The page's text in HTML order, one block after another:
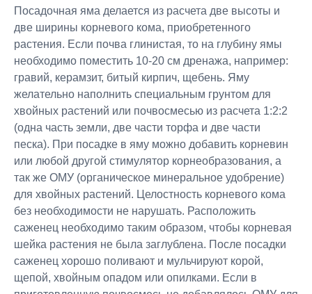
Посадочная яма делается из расчета две высоты и
две ширины корневого кома, приобретенного
растения. Если почва глинистая, то на глубину ямы
необходимо поместить 10-20 см дренажа, например:
гравий, керамзит, битый кирпич, щебень. Яму
желательно наполнить специальным грунтом для
хвойных растений или почвосмесью из расчета 1:2:2
(одна часть земли, две части торфа и две части
песка). При посадке в яму можно добавить корневин
или любой другой стимулятор корнеобразования, а
так же ОМУ (органическое минеральное удобрение)
для хвойных растений. Целостность корневого кома
без необходимости не нарушать. Расположить
саженец необходимо таким образом, чтобы корневая
шейка растения не была заглублена. После посадки
саженец хорошо поливают и мульчируют корой,
щепой, хвойным опадом или опилками. Если в